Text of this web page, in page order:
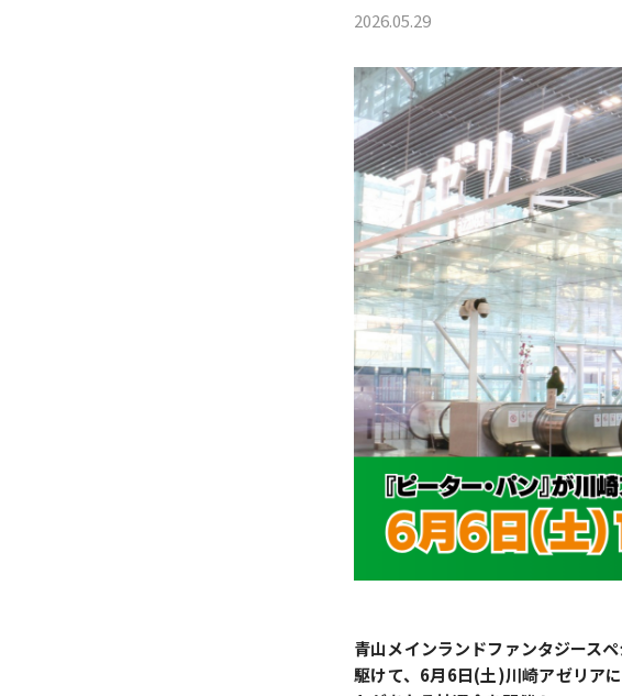
2026.05.29
青山メインランドファンタジース
駆けて、6月6日(土)川崎アゼリア